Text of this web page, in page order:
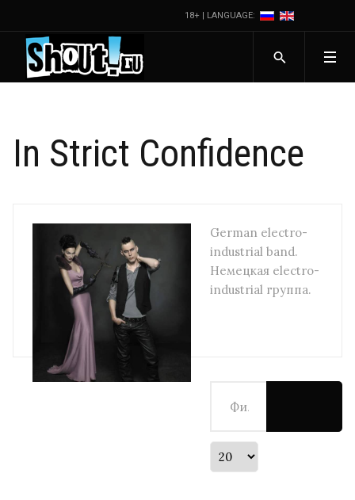
18+ | LANGUAGE:
In Strict Confidence
German electro-
industrial band.
Немецкая electro-
industrial группа.
Кол-во строк: